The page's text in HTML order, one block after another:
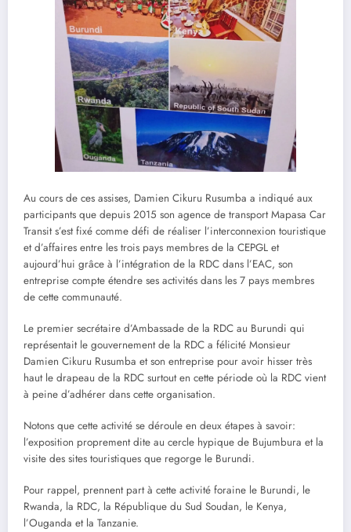
Au cours de ces assises, Damien Cikuru Rusumba a indiqué aux
participants que depuis 2015 son agence de transport Mapasa Car
Transit s’est fixé comme défi de réaliser l’interconnexion touristique
et d’affaires entre les trois pays membres de la CEPGL et
aujourd’hui grâce à l’intégration de la RDC dans l’EAC, son
entreprise compte étendre ses activités dans les 7 pays membres
de cette communauté.
Le premier secrétaire d’Ambassade de la RDC au Burundi qui
représentait le gouvernement de la RDC a félicité Monsieur
Damien Cikuru Rusumba et son entreprise pour avoir hisser très
haut le drapeau de la RDC surtout en cette période où la RDC vient
à peine d’adhérer dans cette organisation.
Notons que cette activité se déroule en deux étapes à savoir:
l’exposition proprement dite au cercle hypique de Bujumbura et la
visite des sites touristiques que regorge le Burundi.
Pour rappel, prennent part à cette activité foraine le Burundi, le
Rwanda, la RDC, la République du Sud Soudan, le Kenya,
l’Ouganda et la Tanzanie.